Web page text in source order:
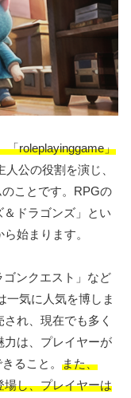
「roleplayinggame」
公の役割を演じ、
ことです。RPGの
ドラゴンズ」とい
始まります。
ゴンクエスト」など
一気に人気を博しま
れ、現在でも多く
力は、プレイヤーが
ること。 また、
場し、プレイヤーは